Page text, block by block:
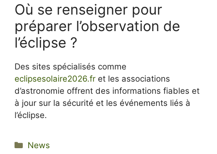
Où se renseigner pour
préparer l’observation de
l’éclipse ?
Des sites spécialisés comme
eclipsesolaire2026.fr et les associations
d’astronomie offrent des informations fiables et
à jour sur la sécurité et les événements liés à
l’éclipse.
Categories
News